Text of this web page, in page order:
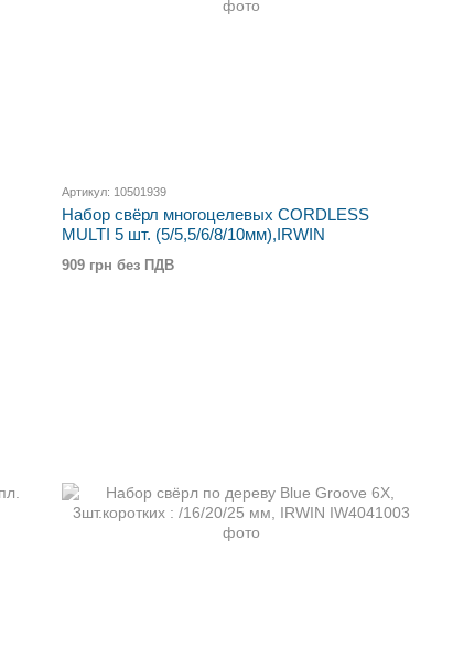
Артикул: 10501939
Набор свёрл многоцелевых CORDLESS
MULTI 5 шт. (5/5,5/6/8/10мм),IRWIN
909 грн без ПДВ